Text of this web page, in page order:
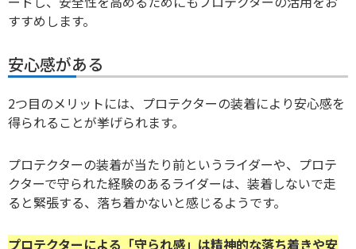
すすめします。
安心感がある
2つ目のメリットには、プロテクターの装着により安心感を
得られることが挙げられます。
プロテクターの装着が当たり前というライダーや、プロテ
クターで守られた経験のあるライダーは、装着しないで走
ると緊張する、落ち着かないと感じるようです。
プロテクターによる「守られ感」は精神的な落ち着きや安